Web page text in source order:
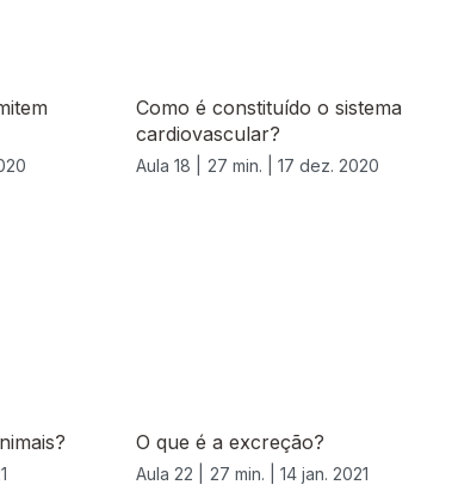
Como é constituído o sistema
cardiovascular?
Aula 18 | 27 min. | 17 dez. 2020
O que é a excreção?
Aula 22 | 27 min. | 14 jan. 2021